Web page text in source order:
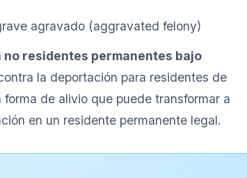
agravado (aggravated felony)
residentes permanentes bajo
la deportación para residentes de
de alivio que puede transformar a
en un residente permanente legal.